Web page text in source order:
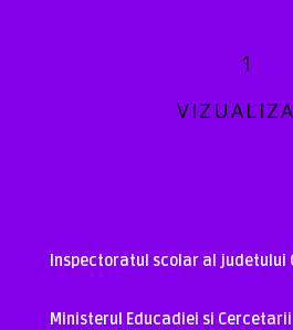
1
Inspectoratul scolar al judetului
Ministerul Educadiei si Cercetarii